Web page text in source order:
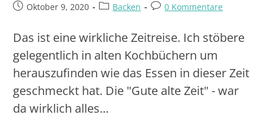
Oktober 9, 2020 Backen 0 Kommentare
Das ist eine wirkliche Zeitreise. Ich stöbere
gelegentlich in alten Kochbüchern um
herauszufinden wie das Essen in dieser Zeit
geschmeckt hat. Die "Gute alte Zeit" - war
da wirklich alles…